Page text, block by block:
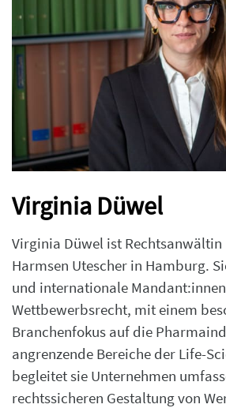
Virginia Düwel
Virginia Düwel ist Rechtsanwältin
Harmsen Utescher in Hamburg.
und internationale
Wettbewerbsrecht, mit einem
Branchenfokus auf die
angrenzende Bereiche der Life-
begleitet sie Unternehmen
rechtssicheren Gestaltung von